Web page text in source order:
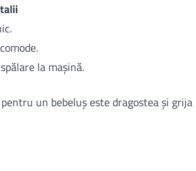
la mașină.
un bebeluș este dragostea și grija